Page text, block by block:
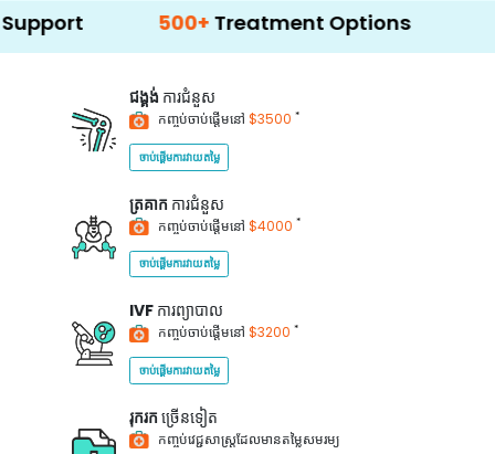
500+ Treatment Options
ជង្គង់ ការជំនួស
កញ្ចប់ចាប់ផ្តើមនៅ $3500 *
ចាប់ផ្តើមការវាយតម្លៃ
ត្រគាក ការជំនួស
កញ្ចប់ចាប់ផ្តើមនៅ $4000 *
ចាប់ផ្តើមការវាយតម្លៃ
IVF ការព្យាបាល
កញ្ចប់ចាប់ផ្តើមនៅ $3200 *
ចាប់ផ្តើមការវាយតម្លៃ
រុករក ច្រើនទៀត
កញ្ចប់វេជ្ជសាស្ត្រដែលមានតម្លៃសមរម្យ